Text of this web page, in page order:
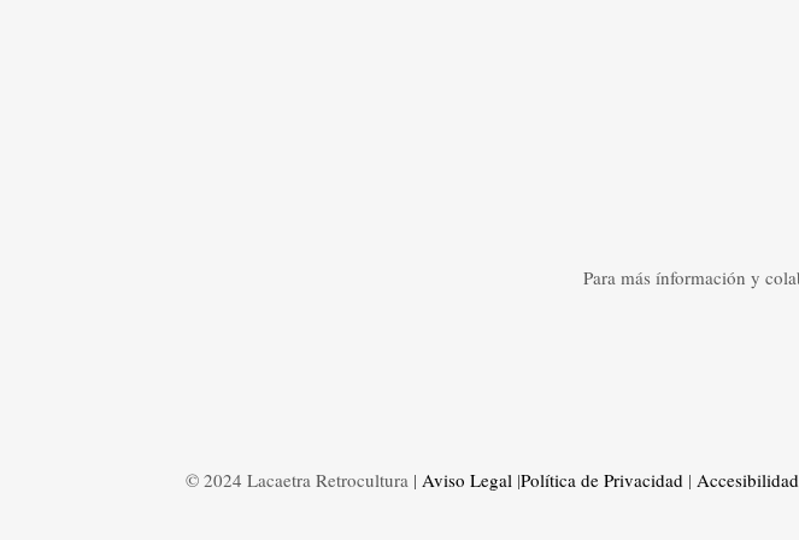
Para más ínformación y
© 2024 Lacaetra Retrocultura | Aviso Legal |Política de Privacidad | Accesibilidad